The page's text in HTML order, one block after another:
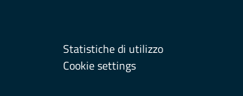
Statistiche di utilizzo
Cookie settings